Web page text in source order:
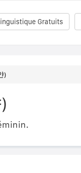
Gratuits
)